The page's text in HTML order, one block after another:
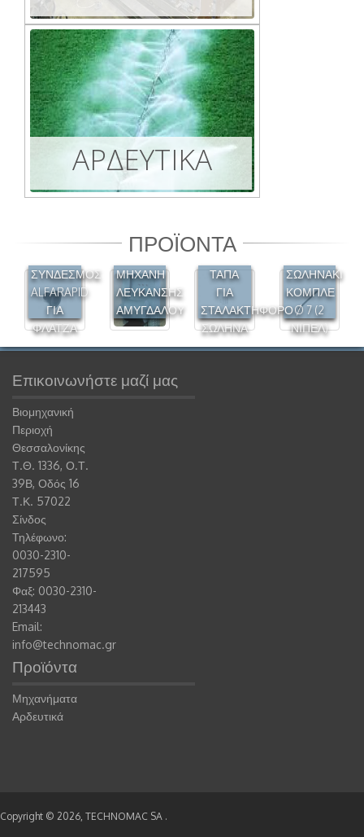
ΑΡΔΕΥΤΙΚΑ
ΠΡΟΪΟΝΤΑ
ΣΥΝΔΕΣΜΟΣ
ALFARAPID
ΓΙΑ
ΦΛΑΤΖΑ
ΜΗΧΑΝΗ
ΛΕΥΚΑΝΣΗΣ
ΑΜΥΓΔΑΛΟΥ
ΤΑΠΑ
ΓΙΑ
ΣΤΑΛΑΚΤΗΦΟΡΟ
ΣΩΛΗΝΑ
ΣΩΛΗΝΑΚΙ
ΚΟΜΠΛΕ
Ø 7 (2
ΝΙΠΕΛ)
Επικοινωνήστε μαζί μας
Βιομηχανική
Περιοχή
Θεσσαλονίκης
Τ.Θ. 1336, Ο.Τ.
39Β, Οδός 16
Τ.Κ. 57022
Σίνδος
Τηλέφωνο:
0030-2310-
217595
Φαξ: 0030-2310-
213443
Email:
info@technomac.gr
Προϊόντα
Μηχανήματα
Αρδευτικά
Copyright © 2026, TECHNOMAC SA .